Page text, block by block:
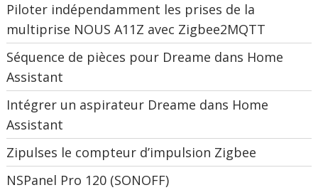
Piloter indépendamment les prises de la
multiprise NOUS A11Z avec Zigbee2MQTT
Séquence de pièces pour Dreame dans Home
Assistant
Intégrer un aspirateur Dreame dans Home
Assistant
Zipulses le compteur d’impulsion Zigbee
NSPanel Pro 120 (SONOFF)